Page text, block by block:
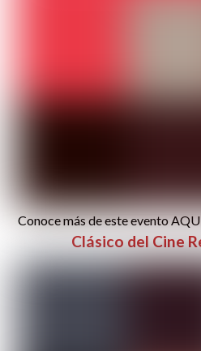
Conoce más de este evento
Clásico del Cine